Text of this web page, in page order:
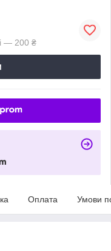
— 200 ₴
Оплата Умови